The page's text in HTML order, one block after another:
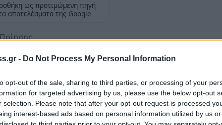
- Do Not Process My Personal Information
opt-out of the sale, sharing to third parties, or processing of your
for targeted advertising by us, please use the below opt-out
selection. Please note that after your opt-out request is processed
interest-based ads based on personal information utilized by us
ως προτιμώμενη πηγή
αποτελέσματα της Google
διοργανώνει εκδήλωση με αφορμή την